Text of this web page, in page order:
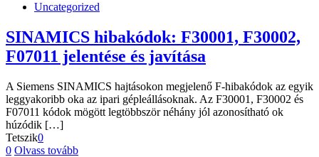
Uncategorized
SINAMICS hibakódok: F30001, F30002,
F07011 jelentése és javítása
A Siemens SINAMICS hajtásokon megjelenő F-hibakódok az egyik
leggyakoribb oka az ipari gépleállásoknak. Az F30001, F30002 és
F07011 kódok mögött legtöbbször néhány jól azonosítható ok
húzódik […]
Tetszik0
0 Olvass tovább